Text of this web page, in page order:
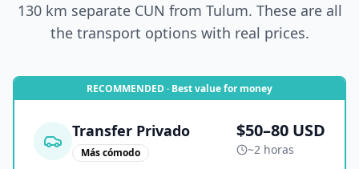
130 km separate CUN from Tulum. These are all
the transport options with real prices.
RECOMMENDED · Best value for money
Transfer Privado
Más cómodo
$50–80 USD
~2 horas